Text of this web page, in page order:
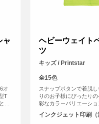
ャ
オ
T
な
」
ヘビーウェイト
ツ
キッズ / Printstar
全15色
スナップボタンで着脱
りのお子様にぴったり
彩なカラーバリエーショ
心地のオリジナルTシャ
インクジェット印刷（